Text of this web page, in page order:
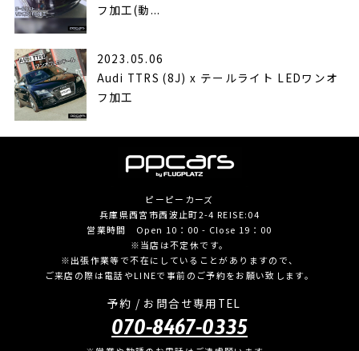
フ加工(動...
2023.05.06
Audi TTRS (8J) x テールライト LEDワンオ
フ加工
ピーピーカーズ
兵庫県西宮市西波止町2-4 REISE:04
営業時間 Open 10：00 - Close 19：00
※当店は不定休です。
※出張作業等で不在にしていることがありますので、
ご来店の際は電話やLINEで事前のご予約をお願い致します。
予約 / お問合せ専用TEL
070-8467-0335